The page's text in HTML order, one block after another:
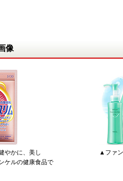
像
やかに、美し
ルの健康食品で
▲ファン